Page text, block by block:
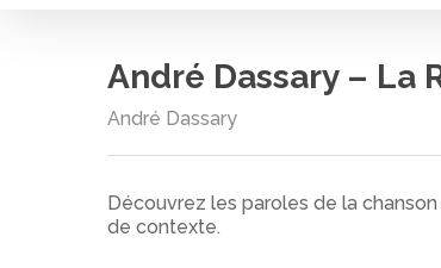
André Dassary – La
André Dassary
Découvrez les paroles de la
de contexte.